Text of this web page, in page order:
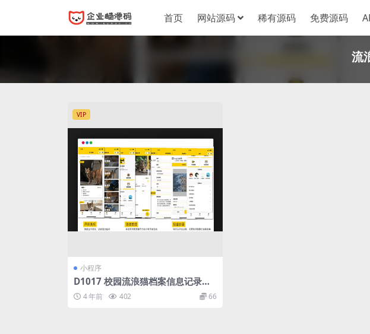
首页 网站源码 稀有源码 免费源码
流
VIP
小程序
D1017 校园流浪猫档案信息记录微
信小程序
4 年前 402 66